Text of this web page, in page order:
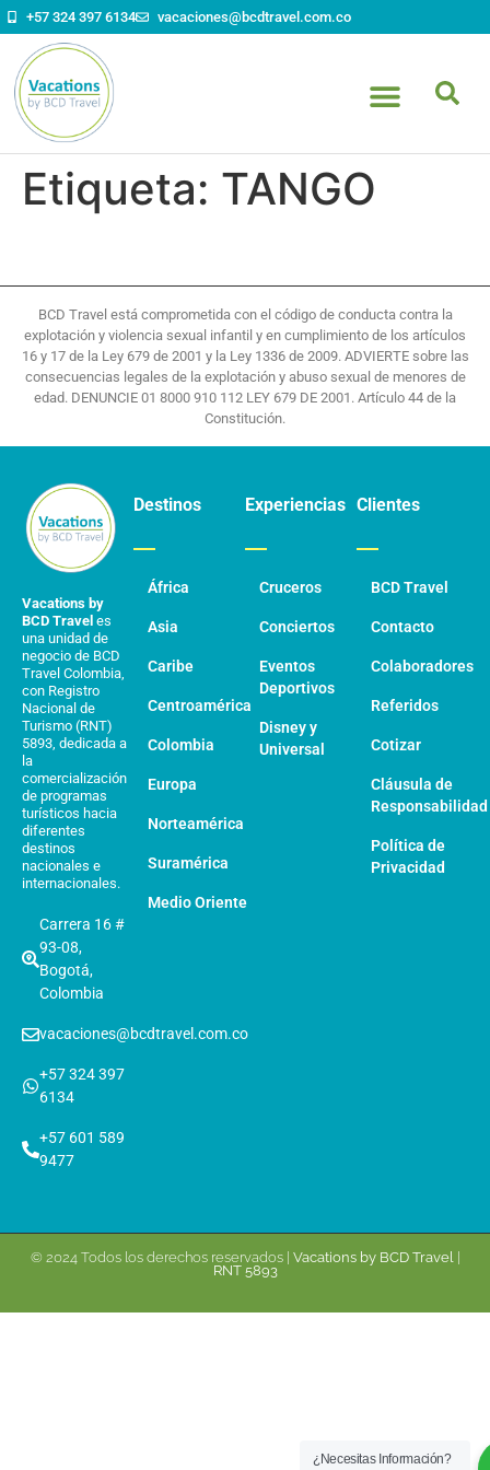
contenido
+57 324 397 6134 vacaciones@bcdtravel.com.co
Etiqueta: TANGO
BCD Travel está comprometida con el código de conducta contra la
explotación y violencia sexual infantil y en cumplimiento de los artículos
16 y 17 de la Ley 679 de 2001 y la Ley 1336 de 2009. ADVIERTE sobre las
consecuencias legales de la explotación y abuso sexual de menores de
edad. DENUNCIE 01 8000 910 112 LEY 679 DE 2001. Artículo 44 de la
Constitución.
Vacations by
BCD Travel es
una unidad de
negocio de BCD
Travel Colombia,
con Registro
Nacional de
Turismo (RNT)
5893, dedicada a
la
comercialización
de programas
turísticos hacia
diferentes
destinos
nacionales e
internacionales.
Carrera 16 #
93-08,
Bogotá,
Colombia
vacaciones@bcdtravel.com.co
+57 324 397
6134
+57 601 589
9477
Destinos
África
Asia
Caribe
Centroamérica
Colombia
Europa
Norteamérica
Suramérica
Medio Oriente
Experiencias
Cruceros
Conciertos
Eventos
Deportivos
Disney y
Universal
Clientes
BCD Travel
Contacto
Colaboradores
Referidos
Cotizar
Cláusula de
Responsabilidad
Política de
Privacidad
© 2024 Todos los derechos reservados | Vacations by BCD Travel |
RNT 5893
¿Necesitas Información?